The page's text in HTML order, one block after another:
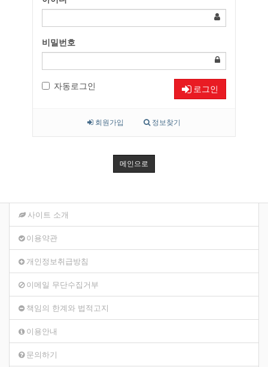
비밀번호
자동로그인 로그인
회원가입 정보찾기
메인으로
사이트 소개
이용약관
개인정보취급방침
이메일 무단수집거부
책임의 한계와 법적고지
이용안내
문의하기